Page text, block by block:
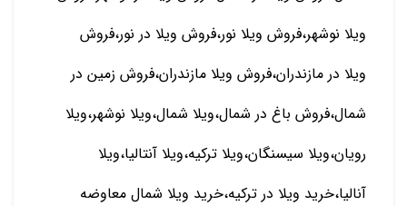
ویلا نوشهر،فروش ویلا نور،فروش ویلا در نور،فروش
ویلا در مازندران،فروش ویلا مازندران،فروش زمین در
شمال،فروش باغ در شمال،ویلا شمال،ویلا نوشهر،ویلا
رویان،ویلا سیسنگان،ویلا ترکیه،ویلا آنتالیا،ویلا
آنالیا،خرید ویلا در ترکیه،خرید ویلا شمال معاوضه